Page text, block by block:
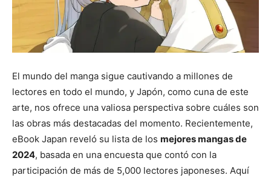
El mundo del manga sigue cautivando a millones de
lectores en todo el mundo, y Japón, como cuna de este
arte, nos ofrece una valiosa perspectiva sobre cuáles son
las obras más destacadas del momento. Recientemente,
eBook Japan reveló su lista de los mejores mangas de
2024, basada en una encuesta que contó con la
participación de más de 5,000 lectores japoneses. Aquí